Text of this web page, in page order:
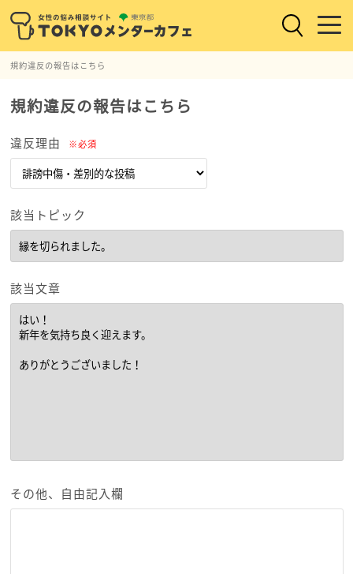
規約違反の報告はこちら
規約違反の報告はこちら
違反理由 ※必須
該当トピック
該当文章
その他、自由記入欄